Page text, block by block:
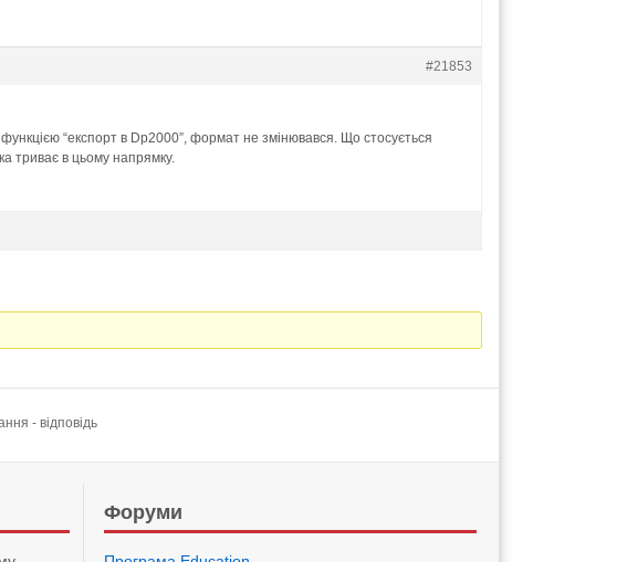
#21853
“експорт в Dp2000”, формат не змінювався. Що стосується
триває в цьому напрямку.
- відповідь
Форуми